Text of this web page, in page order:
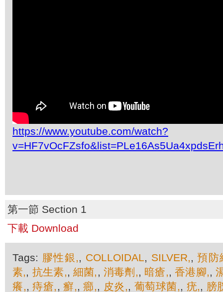
https://www.youtube.com/watch?
第一節 Section 1
下載 Download
Tags: 膠性銀,, COLLOIDAL, SILVER,,預防
素,, 抗生素,, 細菌, , 消毒劑,, 暗瘡,, 香港腳,,
癢,,痔瘡, ,癬,,癤,, 皮炎,, 葡萄球菌,, 疣,, 膀